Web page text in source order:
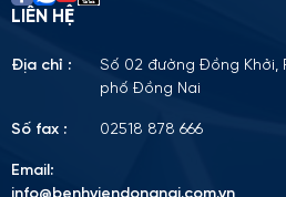
LIÊN HỆ
Địa chỉ :
Số 02 đường Đồng Khởi,
phố Đồng Nai
Số fax : 02518 878 666
Email: